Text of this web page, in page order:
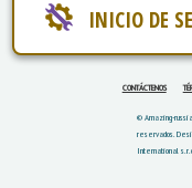
INICIO DE
CONTÁCTENOS
© Amazing-
reservados.
International